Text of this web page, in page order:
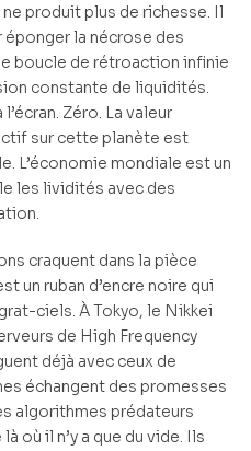
produit plus de richesse. Il
la nécrose des
boucle de rétroaction infinie
constante de liquidités.
Zéro. La valeur
sur cette planète est
L’économie mondiale est un
les lividités avec des
craquent dans la pièce
un ruban d’encre noire qui
ciels. À Tokyo, le Nikkei
de High Frequency
déjà avec ceux de
échangent des promesses
algorithmes prédateurs
où il n’y a que du vide. Ils